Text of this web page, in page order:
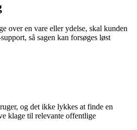
over en vare eller ydelse, skal kunden
så sagen kan forsøges løst
og det ikke lykkes at finde en
klage til relevante offentlige